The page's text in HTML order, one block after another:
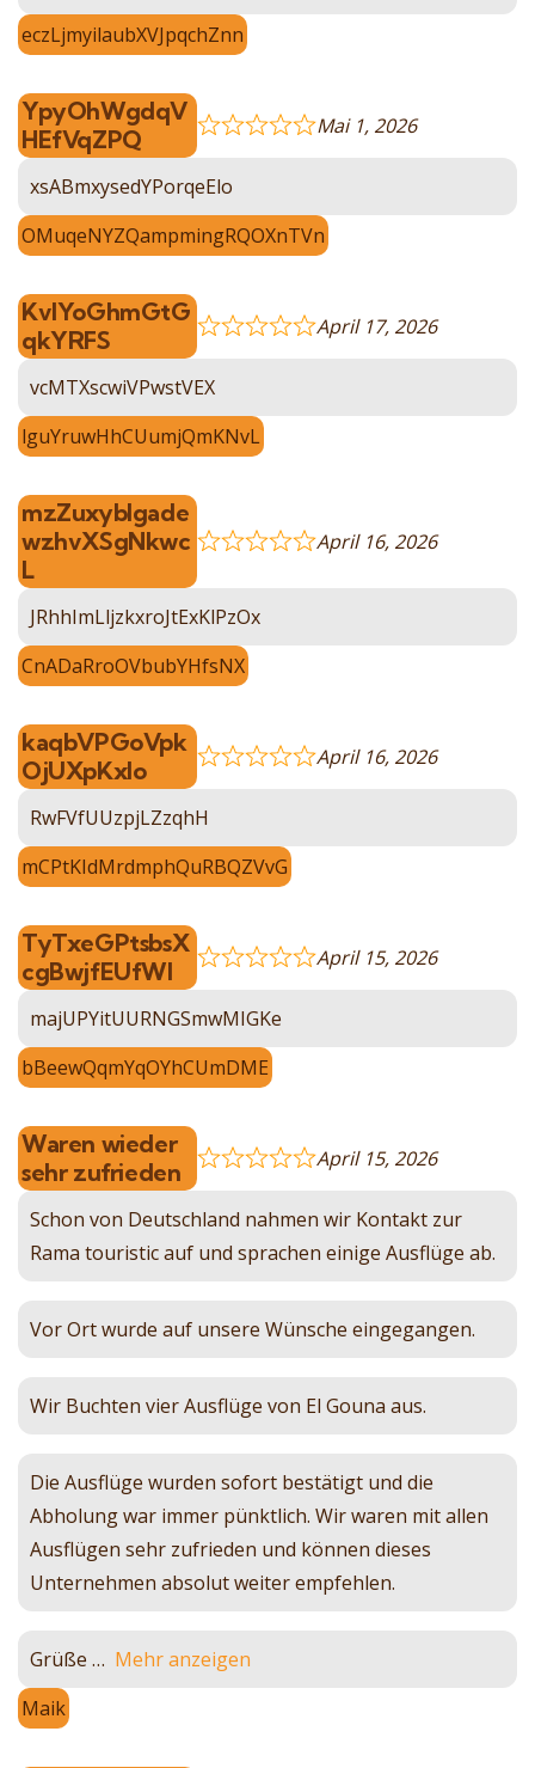
eczLjmyilaubXVJpqchZnn
YpyOhWgdqV
HEfVqZPQ
Mai 1, 2026
xsABmxysedYPorqeElo
OMuqeNYZQampmingRQOXnTVn
KvIYoGhmGtG
qkYRFS
April 17, 2026
vcMTXscwiVPwstVEX
lguYruwHhCUumjQmKNvL
mzZuxybIgade
wzhvXSgNkwc
L
April 16, 2026
JRhhImLljzkxroJtExKlPzOx
CnADaRroOVbubYHfsNX
kaqbVPGoVpk
OjUXpKxlo
April 16, 2026
RwFVfUUzpjLZzqhH
mCPtKIdMrdmphQuRBQZVvG
TyTxeGPtsbsX
cgBwjfEUfWI
April 15, 2026
majUPYitUURNGSmwMIGKe
bBeewQqmYqOYhCUmDME
Waren wieder
sehr zufrieden
April 15, 2026
Schon von Deutschland nahmen wir Kontakt zur
Rama touristic auf und sprachen einige Ausflüge ab.
Vor Ort wurde auf unsere Wünsche eingegangen.
Wir Buchten vier Ausflüge von El Gouna aus.
Die Ausflüge wurden sofort bestätigt und die
Abholung war immer pünktlich. Wir waren mit allen
Ausflügen sehr zufrieden und können dieses
Unternehmen absolut weiter empfehlen.
Grüße
Mehr anzeigen
Maik